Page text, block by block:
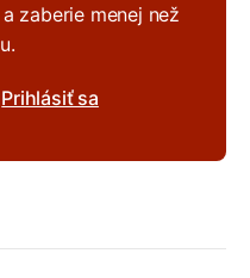
zaberie menej než
Prihlásiť sa